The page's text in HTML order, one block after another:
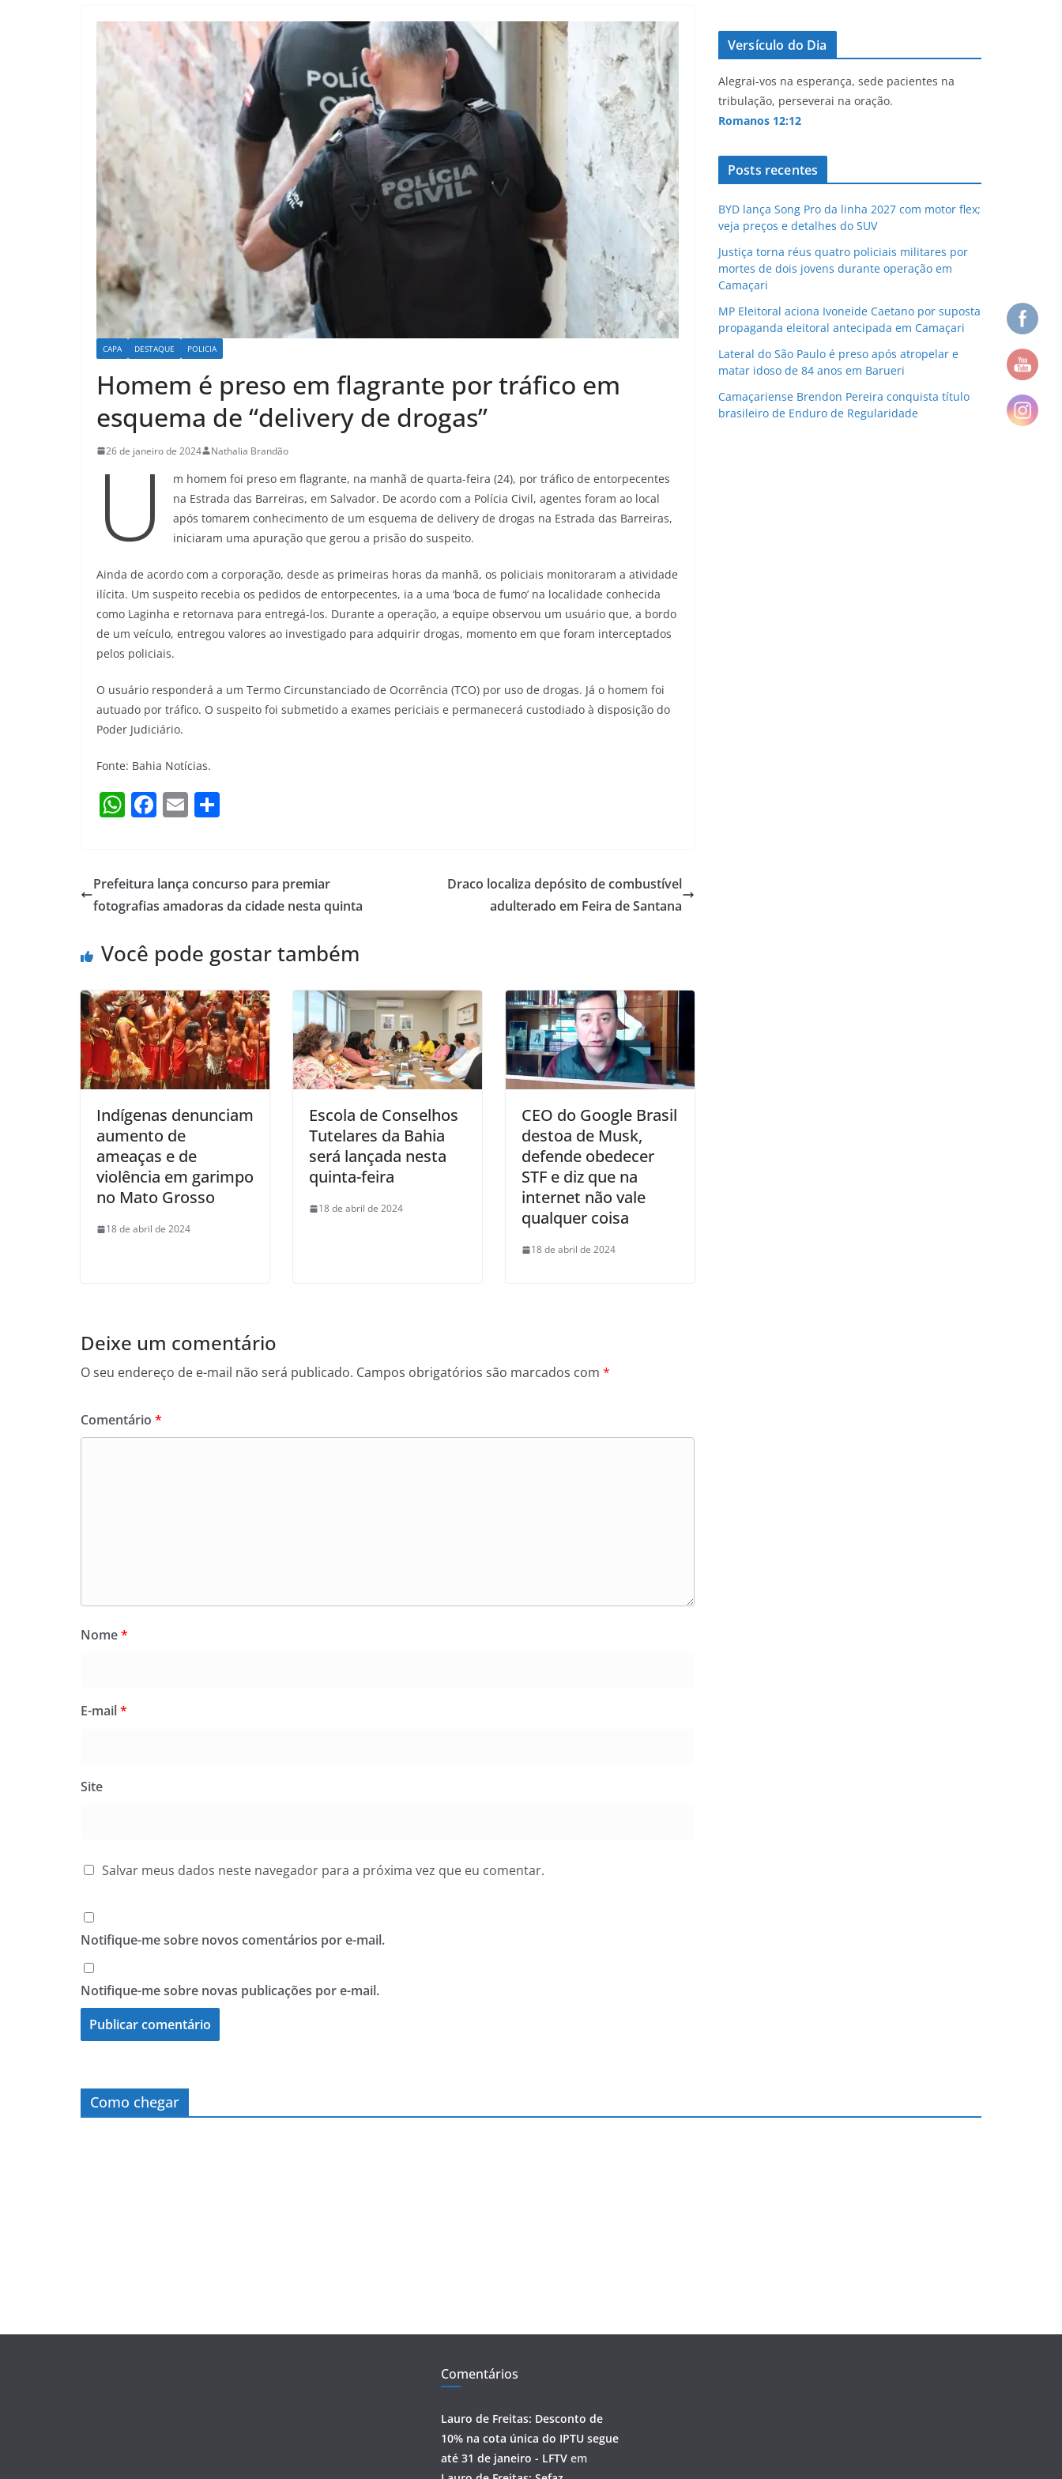
CAPA DESTAQUE POLICIA
Homem é preso em flagrante por tráfico em
esquema de “delivery de drogas”
26 de janeiro de 2024 Nathalia Brandão
U
m homem foi preso em flagrante, na manhã de quarta-feira (24), por tráfico de entorpecentes
na Estrada das Barreiras, em Salvador. De acordo com a Polícia Civil, agentes foram ao local
após tomarem conhecimento de um esquema de delivery de drogas na Estrada das Barreiras,
iniciaram uma apuração que gerou a prisão do suspeito.
Ainda de acordo com a corporação, desde as primeiras horas da manhã, os policiais monitoraram a atividade
ilícita. Um suspeito recebia os pedidos de entorpecentes, ia a uma ‘boca de fumo’ na localidade conhecida
como Laginha e retornava para entregá-los. Durante a operação, a equipe observou um usuário que, a bordo
de um veículo, entregou valores ao investigado para adquirir drogas, momento em que foram interceptados
pelos policiais.
O usuário responderá a um Termo Circunstanciado de Ocorrência (TCO) por uso de drogas. Já o homem foi
autuado por tráfico. O suspeito foi submetido a exames periciais e permanecerá custodiado à disposição do
Poder Judiciário.
Fonte: Bahia Notícias.
W
s
A
p
F
e
b
o
k
E
l e
Prefeitura lança concurso para premiar
fotografias amadoras da cidade nesta quinta
Draco localiza depósito de combustível
adulterado em Feira de Santana
Você pode gostar também
Indígenas denunciam
aumento de
ameaças e de
violência em garimpo
no Mato Grosso
18 de abril de 2024
Escola de Conselhos
Tutelares da Bahia
será lançada nesta
quinta-feira
18 de abril de 2024
CEO do Google Brasil
destoa de Musk,
defende obedecer
STF e diz que na
internet não vale
qualquer coisa
18 de abril de 2024
Deixe um comentário
O seu endereço de e-mail não será publicado. Campos obrigatórios são marcados com *
Comentário *
Nome*
E-mail*
Site
Salvar meus dados neste navegador para a próxima vez que eu comentar.
Notifique-me sobre novos comentários por e-mail.
Notifique-me sobre novas publicações por e-mail.
Versículo do Dia
Alegrai-vos na esperança, sede pacientes na
tribulação, perseverai na oração.
Romanos 12:12
Posts recentes
BYD lança Song Pro da linha 2027 com motor flex;
veja preços e detalhes do SUV
Justiça torna réus quatro policiais militares por
mortes de dois jovens durante operação em
Camaçari
MP Eleitoral aciona Ivoneide Caetano por suposta
propaganda eleitoral antecipada em Camaçari
Lateral do São Paulo é preso após atropelar e
matar idoso de 84 anos em Barueri
Camaçariense Brendon Pereira conquista título
brasileiro de Enduro de Regularidade
Como chegar
Comentários
Lauro de Freitas: Desconto de
10% na cota única do IPTU segue
até 31 de janeiro - LFTV em